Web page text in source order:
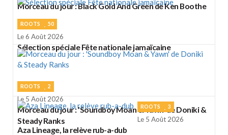
Morceau du jour : Black Gold And Green de Ken Boothe
ROOTS 50
Le 6 Août 2026
Sélection spéciale Fête nationale jamaïcaine
ROOTS 2
Le 5 Août 2026
Morceau du jour : 'Soundboy Moan & Yawn' de Doniki &
Steady Ranks
ROOTS 3
Le 5 Août 2026
Aza Lineage, la relève rub-a-dub